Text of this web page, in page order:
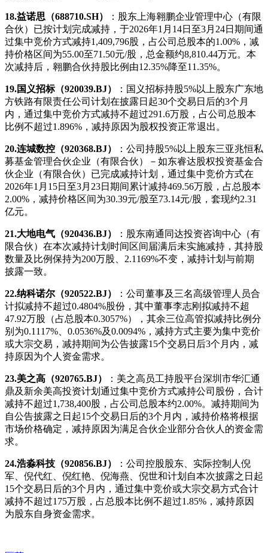
18.益诺思（688710.SH）
：股东上海翱鹏企业管理中心（有限
合伙）已按计划完成减持，于2026年1月14日至3月24日期间通
过集中竞价方式减持1,409,796股，占公司总股本的1.00%，减
持价格区间为55.00至71.50元/股，总金额约8,810.44万元。本
次减持后，翱鹏合伙持股比例由12.35%降至11.35%。
19.国义招标（920039.BJ）
：国义招标持股5%以上股东广东地
方铁路有限责任公司计划在披露日起30个交易日后的3个月
内，通过集中竞价方式减持不超过291.6万股，占公司总股本
比例不超过1.896%，减持原因为股权投资正常退出。
20.连城数控（920368.BJ）
：公司持股5%以上股东三亚兆恒私
募基金管理合伙企业（有限合伙）－如东睿达股权投资基金合
伙企业（有限合伙）已完成减持计划，通过集中竞价方式在
2026年1月15日至3月23日期间累计减持469.56万股，占总股本
2.00%，减持价格区间为30.39元/股至73.14元/股，套现约2.31
亿元。
21.大地电气（920436.BJ）
：股东南通同达投资咨询中心（有
限合伙）在本次减持计划时间区间届满后未实施减持，其持股
数量及比例保持为200万股、2.1169%不变，减持计划与前期
披露一致。
22.纳科诺尔（920522.BJ）
：公司董事及三名高级管理人员合
计拟减持不超过0.4804%股份，其中董事李志刚拟减持不超
47.92万股（占总股本0.3057%），其余三位高管拟减持比例分
别为0.1117%、0.0536%及0.0094%，减持方式主要为集中竞价
或大宗交易，减持期间为公告披露15个交易日后3个月内，减
持原因为个人资金需求。
23.美之高（920765.BJ）
：美之高员工持股平台深圳市华汇通
鼎及新余美高投资计划通过集中竞价方式减持公司股份，合计
减持不超过1,738,400股，占公司总股本约2.00%。减持期间为
自公告披露之日起15个交易日后的3个月内，减持价格将根据
市场价格确定，减持原因为满足合伙企业部分合伙人的资金需
求。
24.浩淼科技（920856.BJ）
：公司控股股东、实际控制人倪
军、倪代红、倪红艳、倪海燕、倪世和计划自本次披露之日起
15个交易日后的3个月内，通过集中竞价或大宗交易方式合计
减持不超过175万股，占总股本比例不超过1.85%，减持原因
为股东自身资金需求。